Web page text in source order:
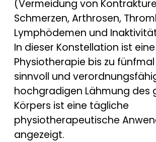
(Vermeidung von
Schmerzen, Arthrosen,
Lymphödemen und
In dieser Konstellation ist eine
Physiotherapie bis zu
sinnvoll und
hochgradigen Lähmung des
Körpers ist eine tägliche
physiotherapeutische
angezeigt.